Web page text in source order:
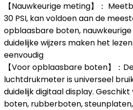
【Nauwkeurige meting】：
30 PSI, kan voldoen aan de
opblaasbare boten,
duidelijke wijzers maken het
eenvoudig
【Voor opblaasbare boten】：
luchtdrukmeter is universeel
duidelijk digitaal display.
boten, rubberboten, steunplaten,